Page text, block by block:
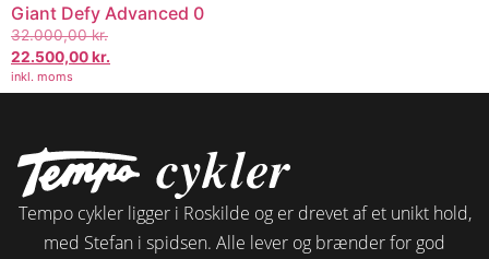
Giant Defy Advanced 0
32.000,00kr.
22.500,00kr.
inkl. moms
Tempo cykler ligger i Roskilde og er drevet af et unikt hold,
med Stefan i spidsen. Alle lever og brænder for god